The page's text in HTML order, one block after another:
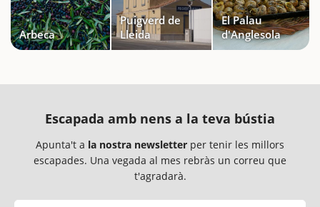
Arbeca
Puigverd de
Lleida
El Palau
d'Anglesola
Escapada amb nens a la teva bústia
Apunta't a la nostra newsletter per tenir les millors
escapades. Una vegada al mes rebràs un correu que
t'agradarà.